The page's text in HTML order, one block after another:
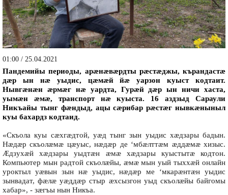
01:00 / 25.04.2021
Пандемийы периоды, арæнæвæрдты рæстæджы, кърандастæ
дæр ын нæ уыдис, цæмæй йæ уарзон куыст кодтаит.
Нывгæнæн æрмæг нæ уардта, Гурæй дæр ын ничи хаста,
уымæн æмæ, транспорт нæ куыста. 16 аздзыд Сараули
Никъайы тынг фæндыд, ацы сæрибар рæстæг нывкæныныл
куы бахардз кодтаид.
«Скъола куы сæхгæдтой, уæд тынг зын уыдис хæдзары бадын.
Нæдæр скъолæмæ цæуыс, нæдæр де ‘мбæлттæм æддæмæ хизыс.
Æдзухæй хæдзары уыдтæн æмæ хæдзары куыстытæ кодтон.
Компьютер мын радтой скъолæйы, æмæ мын уый тыххæй онлайн
уроктыл уæвын зын нæ уыдис, нæдæр ме ‘мкарæнтæн уыдис
зынвадат, фæлæ уæддæр стыр æхсызгон уыд скъолæйы байгомы
хабар», - зæгъы нын Никъа.